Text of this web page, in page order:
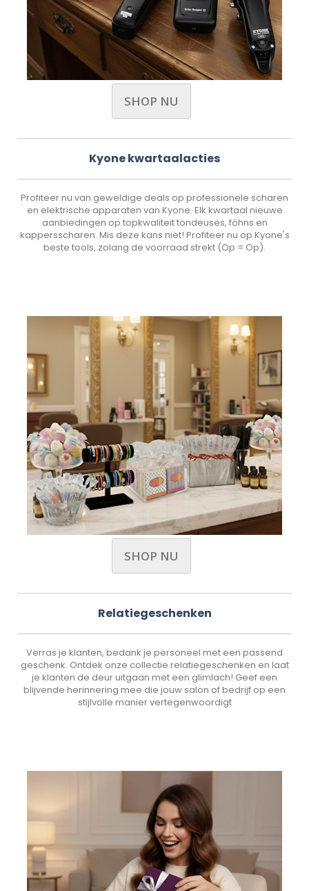
SHOP NU
Kyone kwartaalacties
Profiteer nu van geweldige deals op professionele scharen
en elektrische apparaten van Kyone. Elk kwartaal nieuwe
aanbiedingen op topkwaliteit tondeuses, föhns en
kappersscharen. Mis deze kans niet! Profiteer nu op Kyone's
beste tools, zolang de voorraad strekt (Op = Op).
SHOP NU
Relatiegeschenken
Verras je klanten, bedank je personeel met een passend
geschenk. Ontdek onze collectie relatiegeschenken en laat
je klanten de deur uitgaan met een glimlach! Geef een
blijvende herinnering mee die jouw salon of bedrijf op een
stijlvolle manier vertegenwoordigt